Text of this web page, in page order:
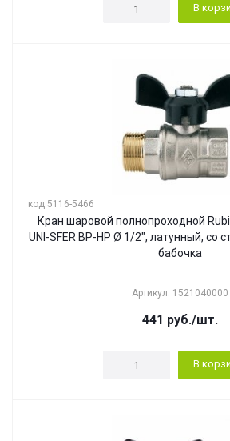
В
код 5116-5466
Кран шаровой полнопроходной
UNI-SFER ВР-НР Ø 1/2", латунный, со
бабочка
Артикул: 1521040000
441 руб./шт.
В